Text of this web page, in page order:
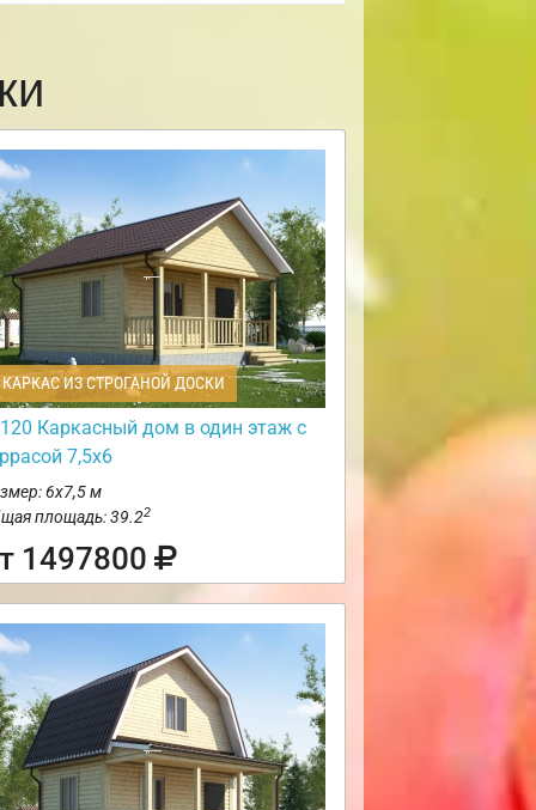
ИЗ СТРОГАНОЙ ДОСКИ
Каркасный дом в один этаж с
7,5х6
6х7,5 м
площадь: 39.22
1497800